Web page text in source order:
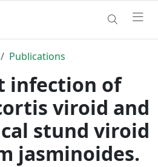
Publications
infection of
viroid and
stund viroid
jasminoides.